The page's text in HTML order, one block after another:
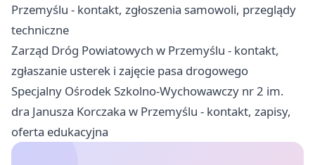
Przemyślu - kontakt, zgłoszenia samowoli, przeglądy
techniczne
Zarząd Dróg Powiatowych w Przemyślu - kontakt,
zgłaszanie usterek i zajęcie pasa drogowego
Specjalny Ośrodek Szkolno-Wychowawczy nr 2 im.
dra Janusza Korczaka w Przemyślu - kontakt, zapisy,
oferta edukacyjna